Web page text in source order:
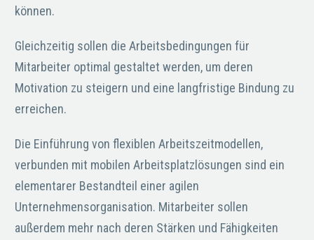
können.
Gleichzeitig sollen die Arbeitsbedingungen für
Mitarbeiter optimal gestaltet werden, um deren
Motivation zu steigern und eine langfristige Bindung zu
erreichen.
Die Einführung von flexiblen Arbeitszeitmodellen,
verbunden mit mobilen Arbeitsplatzlösungen sind ein
elementarer Bestandteil einer agilen
Unternehmensorganisation. Mitarbeiter sollen
außerdem mehr nach deren Stärken und Fähigkeiten